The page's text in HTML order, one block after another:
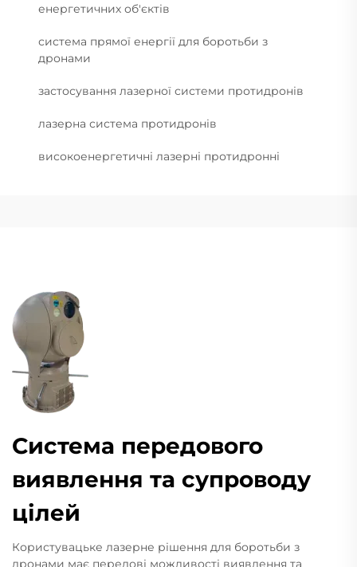
енергетичних об'єктів
система прямої енергії для боротьби з
дронами
застосування лазерної системи протидронів
лазерна система протидронів
високоенергетичні лазерні протидронні
Система передового
виявлення та супроводу
цілей
Користувацьке лазерне рішення для боротьби з
дронами має передові можливості виявлення та